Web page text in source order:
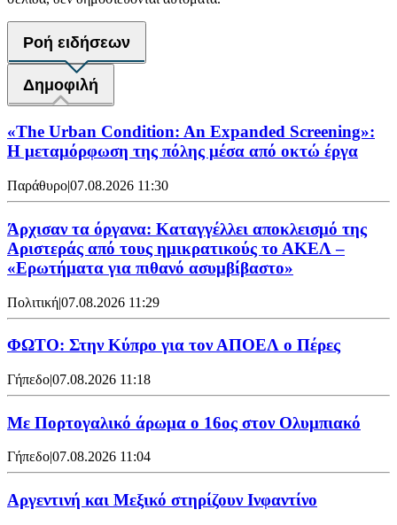
Ροή ειδήσεων
Δημοφιλή
«The Urban Condition: An Expanded Screening»:
Η μεταμόρφωση της πόλης μέσα από οκτώ έργα
Παράθυρο|07.08.2026 11:30
Άρχισαν τα όργανα: Καταγγέλλει αποκλεισμό της
Αριστεράς από τους ημικρατικούς το ΑΚΕΛ –
«Ερωτήματα για πιθανό ασυμβίβαστο»
Πολιτική|07.08.2026 11:29
ΦΩΤΟ: Στην Κύπρο για τον ΑΠΟΕΛ ο Πέρες
Γήπεδο|07.08.2026 11:18
Με Πορτογαλικό άρωμα ο 16ος στον Ολυμπιακό
Γήπεδο|07.08.2026 11:04
Αργεντινή και Μεξικό στηρίζουν Ινφαντίνο